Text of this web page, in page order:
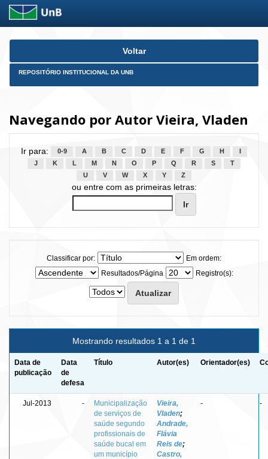
Skip
Voltar
REPOSITÓRIO INSTITUCIONAL DA UNB
Navegando por Autor Vieira, Vladen
Ir para: 0-9 A B C D E F G H
J
K L M N O P Q R S
T
U
V W X Y Z
ou entre com as primeiras letras:
Classificar por:
Em ordem:
Resultados/Página
Registro(s):
Mostrando resultados 1 a 1 de 1
Data de
publicação
Data
de
defesa
Título Autor(es) Orientador(es)
Jul-2013 -
Municipalização
de serviços de
saúde segundo
profissionais de
saúde bucal em
um município
Vieira,
Vladen;
Andrade,
Flávia
Reis de;
Castro,
- -